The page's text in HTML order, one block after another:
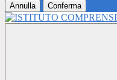
Annulla Conferma